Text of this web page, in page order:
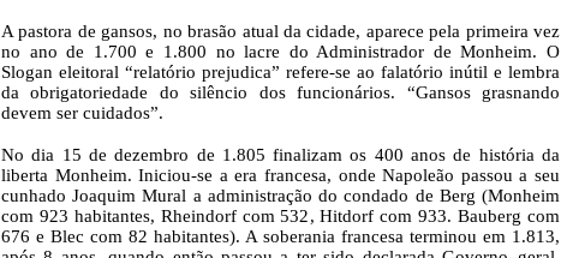
A pastora de gansos, no brasão atual da cidade, aparece pela primeira vez
no ano de 1.700 e 1.800 no lacre do Administrador de Monheim. O
Slogan eleitoral “relatório prejudica” refere-se ao falatório inútil e lembra
da obrigatoriedade do silêncio dos funcionários. “Gansos grasnando
devem ser cuidados”.
No dia 15 de dezembro de 1.805 finalizam os 400 anos de história da
liberta Monheim. Iniciou-se a era francesa, onde Napoleão passou a seu
cunhado Joaquim Mural a administração do condado de Berg (Monheim
com 923 habitantes, Rheindorf com 532, Hitdorf com 933. Bauberg com
676 e Blec com 82 habitantes). A soberania francesa terminou em 1.813,